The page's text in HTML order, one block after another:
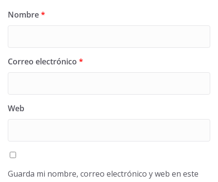
Nombre*
Correo electrónico *
Web
Guarda mi nombre, correo electrónico y web en este